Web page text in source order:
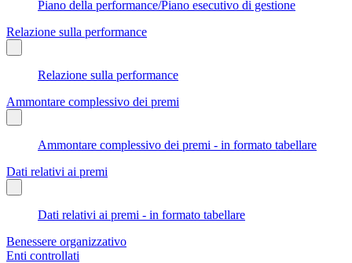
Piano della performance/Piano esecutivo di gestione
Relazione sulla performance
Relazione sulla performance
Ammontare complessivo dei premi
Ammontare complessivo dei premi - in formato tabellare
Dati relativi ai premi
Dati relativi ai premi - in formato tabellare
Benessere organizzativo
Enti controllati